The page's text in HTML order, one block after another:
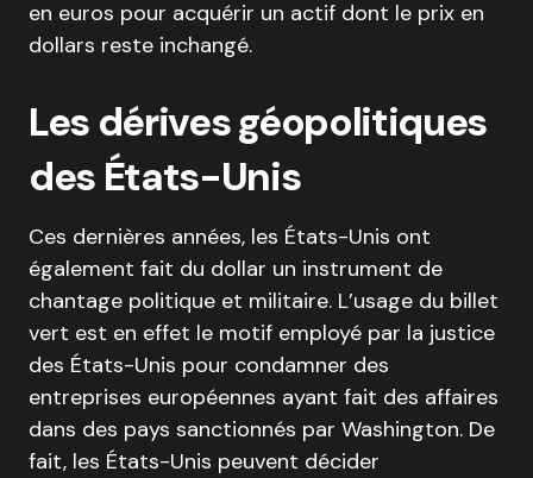
en euros pour acquérir un actif dont le prix en
dollars reste inchangé.
Les dérives géopolitiques
des États-Unis
Ces dernières années, les États-Unis ont
également fait du dollar un instrument de
chantage politique et militaire. L’usage du billet
vert est en effet le motif employé par la justice
des États-Unis pour condamner des
entreprises européennes ayant fait des affaires
dans des pays sanctionnés par Washington. De
fait, les États-Unis peuvent décider